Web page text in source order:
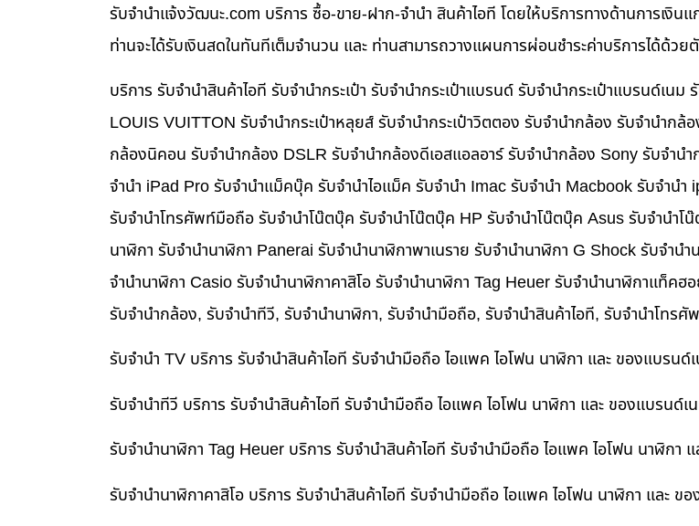
รับจํานําแจ้งวัฒนะ.com บริการ ซื้อ-ขาย-ฝาก-จำนำ สินค้าไอที โดยให้บริการทางด้านการเงินแ
ท่านจะได้รับเงินสดในทันทีเต็มจำนวน และ ท่านสามารถวางแผนการผ่อนชำระค่าบริการได้ด้วย
บริการ รับจำนำสินค้าไอที รับจำนำกระเป๋า รับจำนำกระเป๋าแบรนด์ รับจำนำกระเป๋าแบรนด์เนม
LOUIS VUITTON รับจำนำกระเป๋าหลุยส์ รับจำนำกระเป๋าวิตตอง รับจำนำกล้อง รับจำนำ
กล้องนิคอน รับจำนำกล้อง DSLR รับจำนำกล้องดีเอสแอลอาร์ รับจำนำกล้อง Sony รับจำน
จำนำ iPad Pro รับจำนำแม็คบุ๊ค รับจำนำไอแม็ค รับจำนำ Imac รับจำนำ Macbook รับจำน
รับจำนำโทรศัพท์มือถือ รับจำนำโน๊ตบุ๊ค รับจำนำโน๊ตบุ๊ค HP รับจำนำโน๊ตบุ๊ค Asus รับจำนำ
นาฬิกา รับจำนำนาฬิกา Panerai รับจำนำนาฬิกาพาเนราย รับจำนำนาฬิกา G Shock รับจำน
จำนำนาฬิกา Casio รับจำนำนาฬิกาคาสิโอ รับจำนำนาฬิกา Tag Heuer รับจำนำนาฬิกาแท็คฮ
รับจำนำกล้อง, รับจำนำทีวี, รับจำนำนาฬิกา, รับจำนำมือถือ, รับจำนำสินค้าไอที, รับจำนำโทร
รับจำนำ TV บริการ รับจำนำสินค้าไอที รับจำนำมือถือ ไอแพค ไอโฟน นาฬิกา และ ของแบรนด์
รับจำนำทีวี บริการ รับจำนำสินค้าไอที รับจำนำมือถือ ไอแพค ไอโฟน นาฬิกา และ ของแบรนด์เ
รับจำนำนาฬิกา Tag Heuer บริการ รับจำนำสินค้าไอที รับจำนำมือถือ ไอแพค ไอโฟน นาฬิกา
รับจำนำนาฬิกาคาสิโอ บริการ รับจำนำสินค้าไอที รับจำนำมือถือ ไอแพค ไอโฟน นาฬิกา และ ข